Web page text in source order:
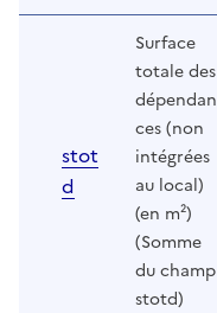
stot
d
Surface
totale des
dépendan
ces (non
intégrées
au local)
(en m²)
(Somme
du champ
stotd)